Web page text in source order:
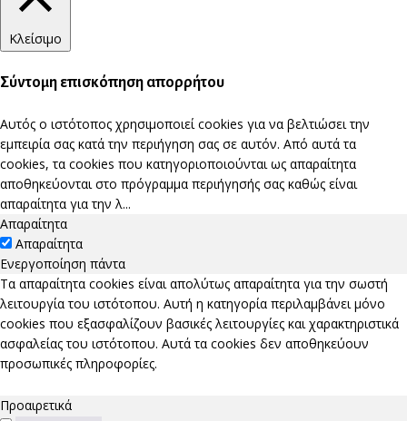
Κλείσιμο
Σύντομη επισκόπηση απορρήτου
Αυτός ο ιστότοπος χρησιμοποιεί cookies για να βελτιώσει την
εμπειρία σας κατά την περιήγηση σας σε αυτόν. Από αυτά τα
cookies, τα cookies που κατηγοριοποιούνται ως απαραίτητα
αποθηκεύονται στο πρόγραμμα περιήγησής σας καθώς είναι
απαραίτητα για την λ...
Απαραίτητα
Απαραίτητα
Ενεργοποίηση πάντα
Τα απαραίτητα cookies είναι απολύτως απαραίτητα για την σωστή
λειτουργία του ιστότοπου. Αυτή η κατηγορία περιλαμβάνει μόνο
cookies που εξασφαλίζουν βασικές λειτουργίες και χαρακτηριστικά
ασφαλείας του ιστότοπου. Αυτά τα cookies δεν αποθηκεύουν
προσωπικές πληροφορίες.
Προαιρετικά